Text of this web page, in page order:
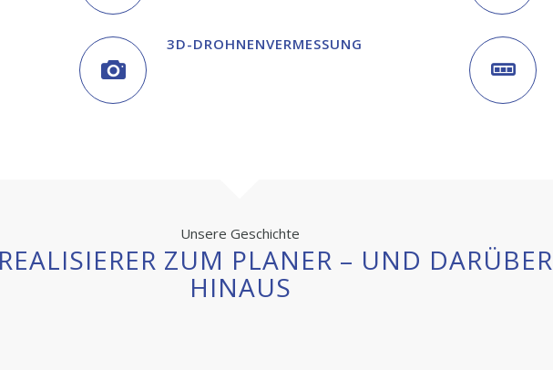
3D-DROHNEN­VERMESSUNG
Unsere Geschichte
ZUM PLANER – UND DARÜBER
HINAUS